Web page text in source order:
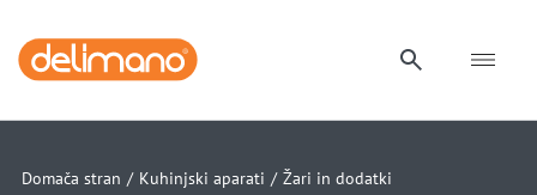
Domača stran / Kuhinjski aparati / Žari in dodatki